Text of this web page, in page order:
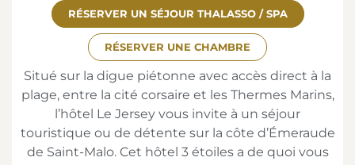
RÉSERVER UN SÉJOUR THALASSO / SPA
RÉSERVER UNE CHAMBRE
Situé sur la digue piétonne avec accès direct à la
plage, entre la cité corsaire et les Thermes Marins,
l’hôtel Le Jersey vous invite à un séjour
touristique ou de détente sur la côte d’Émeraude
de Saint-Malo. Cet hôtel 3 étoiles a de quoi vous